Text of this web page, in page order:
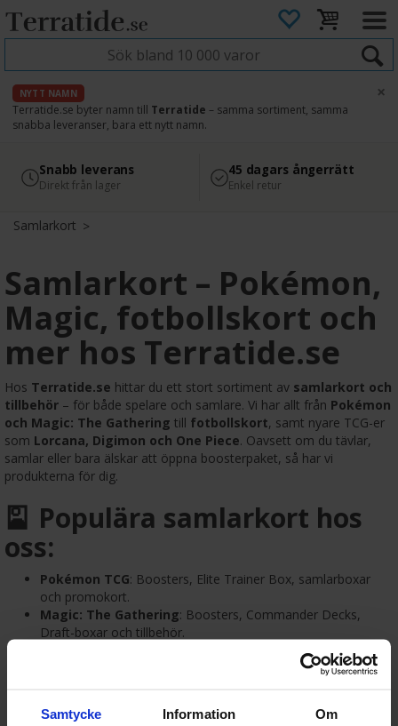
Samtycke Information Om
NYTT NAMN
Terratide.se byter namn till Terratide – samma sortiment, samma
snabba leveranser, bara ett nytt namn.
×
4.8
Läs omdömen på Google
Säker betalning
med Svea
Snabb leverans
Direkt från lager
45 dagars ångerrätt
Enkel retur
Samlarkort
Samlarkort – Pokémon,
Magic, fotbollskort och
mer hos Terratide.se
Hos Terratide.se hittar du ett stort sortiment av samlarkort och
tillbehör – för både spelare och samlare. Vi har allt från Pokémon
och Magic: The Gathering till fotbollskort, samt nyare TCG-er
som Lorcana, Digimon och One Piece. Oavsett om du tävlar,
samlar eller bara älskar att öppna boosterpaket, så har vi
produkterna för dig.
🎴 Populära samlarkort hos
oss:
Pokémon TCG: Boosters, Elite Trainer Box, samlarboxar
och promokort.
Magic: The Gathering: Boosters, Commander Decks,
Draft-boxar och tillbehör.
: Samlaralbum och kort från toppspelare och